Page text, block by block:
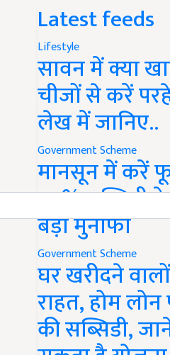
Latest feeds
Lifestyle
सावन में क्या
चीजों से करें
लेख में जानिए..
Government Scheme
मानसून में करें
50% सब्सिडी
बड़ा मुनाफा
Government Scheme
घर खरीदने
राहत, होम
की सब्सिडी,